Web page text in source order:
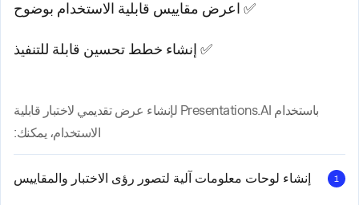
✅ اعرض مقاييس قابلية الاستخدام بوضوح
✅ إنشاء خطط تحسين قابلة للتنفيذ
باستخدام Presentations.AI لإنشاء عرض تقديمي لاختبار قابلية
الاستخدام، يمكنك:
1 إنشاء لوحات معلومات آلية لتصور رؤى الاختبار والمقاييس